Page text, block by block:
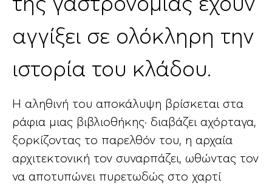
της γαστρονομίας έχουν
αγγίξει σε ολόκληρη την
ιστορία του κλάδου.
Η αληθινή του αποκάλυψη βρίσκεται στα
ράφια μιας βιβλιοθήκης· διαβάζει αχόρταγα,
ξορκίζοντας το παρελθόν του, η αρχαία
αρχιτεκτονική τον συναρπάζει, ωθώντας τον
να αποτυπώνει πυρετωδώς στο χαρτί